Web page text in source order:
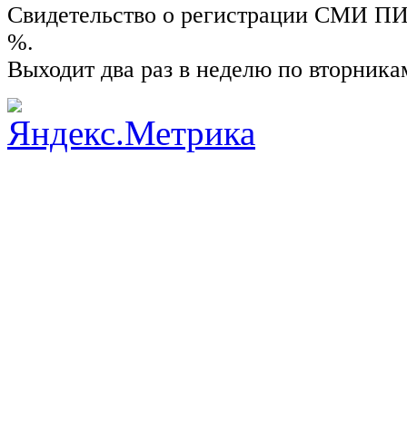
Свидетельство о регистрации СМИ
%.
Выходит два раз в неделю по